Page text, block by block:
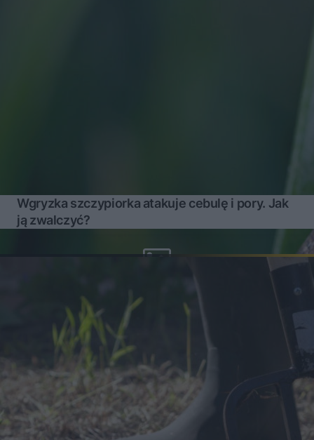
Wgryzka szczypiorka atakuje cebulę i pory. Jak
ją zwalczyć?